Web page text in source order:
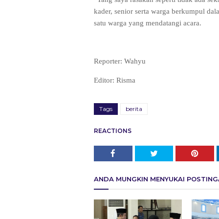
kader, senior serta warga berkumpul
satu warga yang mendatangi acara.
Reporter: Wahyu
Editor: Risma
Tags berita
REACTIONS
ANDA MUNGKIN MENYUKAI